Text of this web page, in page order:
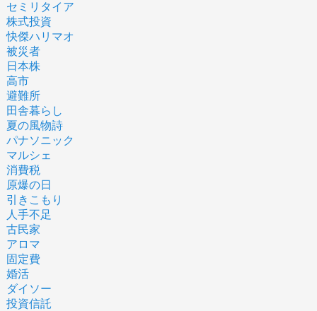
セミリタイア
株式投資
快傑ハリマオ
被災者
日本株
高市
避難所
田舎暮らし
夏の風物詩
パナソニック
マルシェ
消費税
原爆の日
引きこもり
人手不足
古民家
アロマ
固定費
婚活
ダイソー
投資信託